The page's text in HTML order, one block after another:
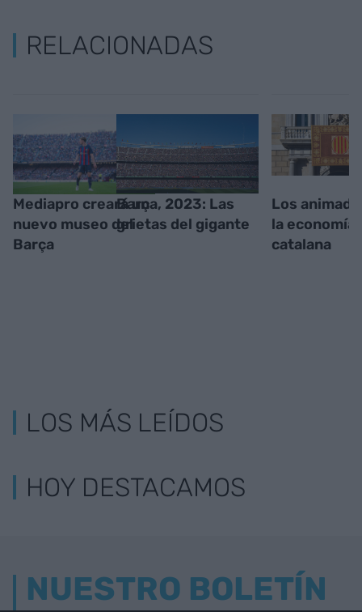
RELACIONADAS
Mediapro creará un
nuevo museo del
Barça
Barça, 2023: Las
grietas del gigante
Los
la economía
catalana
LOS MÁS LEÍDOS
HOY DESTACAMOS
NUESTRO BOLETÍN